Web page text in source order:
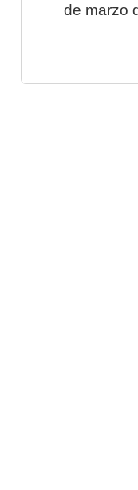
de marzo